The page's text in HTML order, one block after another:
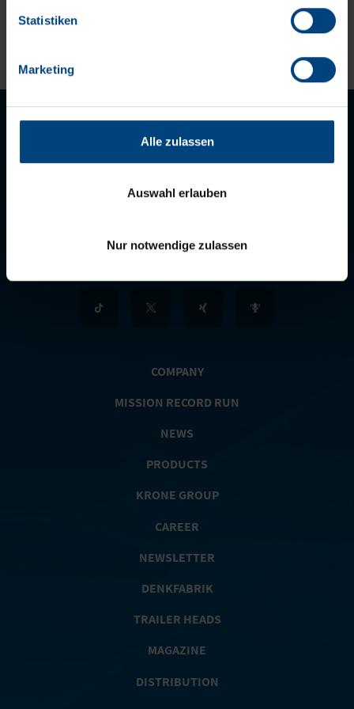
Datenschutzerklärung
Statistiken
Marketing
Alle zulassen
Auswahl erlauben
Nur notwendige zulassen
COMPANY
MISSION RECORD RUN
NEWS
PRODUCTS
KRONE GROUP
CAREER
NEWSLETTER
DENKFABRIK
TRAILER HEADS
MAGAZINE
DISTRIBUTION